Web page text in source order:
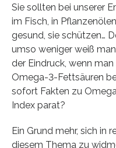
Sie sollten bei unserer
im Fisch, in
gesund, sie schützen…
umso weniger weiß
der Eindruck, wenn
Omega-3-Fettsäuren
sofort Fakten zu
Index parat?
Ein Grund mehr, sich in
diesem Thema zu